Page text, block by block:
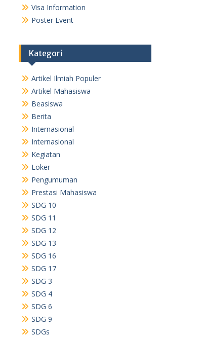
Visa Information
Poster Event
Kategori
Artikel Ilmiah Populer
Artikel Mahasiswa
Beasiswa
Berita
Internasional
Internasional
Kegiatan
Loker
Pengumuman
Prestasi Mahasiswa
SDG 10
SDG 11
SDG 12
SDG 13
SDG 16
SDG 17
SDG 3
SDG 4
SDG 6
SDG 9
SDGs